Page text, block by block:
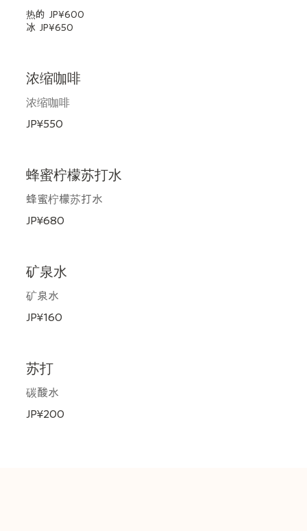
热的
JP¥600
冰
JP¥650
浓缩咖啡
浓缩咖啡
JP¥550
蜂蜜柠檬苏打水
蜂蜜柠檬苏打水
JP¥680
矿泉水
矿泉水
JP¥160
苏打
碳酸水
JP¥200